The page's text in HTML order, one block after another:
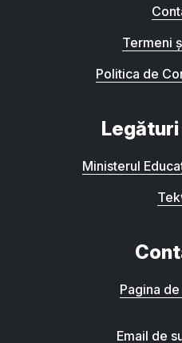
Termeni
Politica de
Ministerul
Pagina
Email de